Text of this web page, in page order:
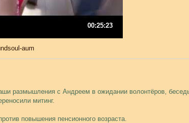
00:25:23
aum
размышления с Андреем в ожидании волонтёров,
митинг.
повышения пенсионного возраста.